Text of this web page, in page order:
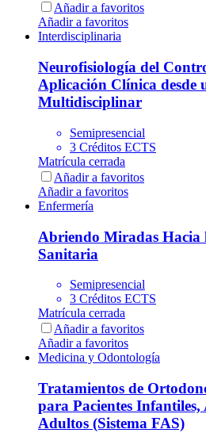
Añadir a favoritos
Añadir a favoritos
Interdisciplinaria
Neurofisiología del
Aplicación Clínica desde
Multidisciplinar
Semipresencial
3 Créditos ECTS
Matrícula cerrada
Añadir a favoritos
Añadir a favoritos
Enfermería
Abriendo Miradas Hacia
Sanitaria
Semipresencial
3 Créditos ECTS
Matrícula cerrada
Añadir a favoritos
Añadir a favoritos
Medicina y Odontología
Tratamientos de
para Pacientes Infantiles,
Adultos (Sistema FAS)